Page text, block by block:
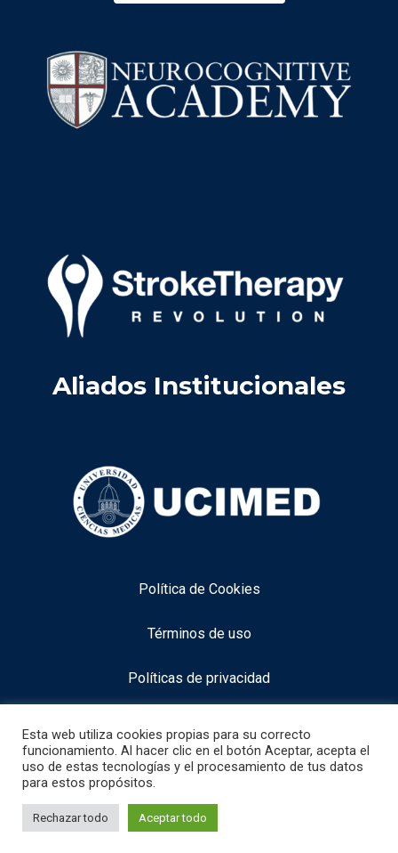
Aliados Institucionales
Política de Cookies
Términos de uso
Políticas de privacidad
info@neurocognitiveacademy.com
Esta web utiliza cookies propias para su correcto
funcionamiento. Al hacer clic en el botón Aceptar, acepta el
uso de estas tecnologías y el procesamiento de tus datos
para estos propósitos.
Rechazar todo Aceptar todo
Necesitas alguna información especifica